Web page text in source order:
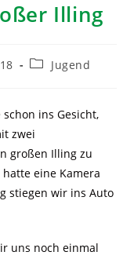
Illing
Jugend
ins Gesicht,
zwei
großen Illing zu
eine Kamera
stiegen wir ins Auto
uns noch einmal